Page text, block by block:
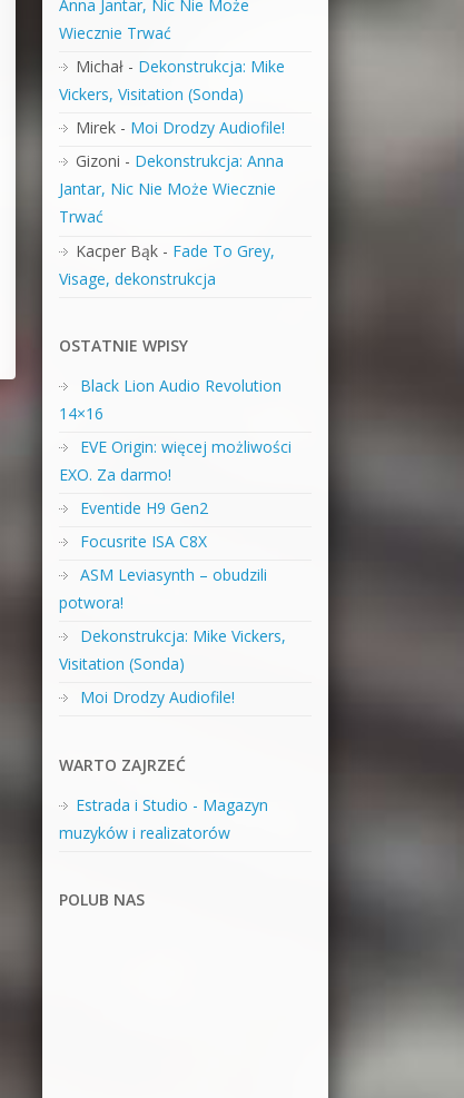
Anna Jantar, Nic Nie Może
Wiecznie Trwać
Michał- Dekonstrukcja: Mike
Vickers, Visitation (Sonda)
Mirek- Moi Drodzy Audiofile!
Gizoni - Dekonstrukcja: Anna
Jantar, Nic Nie Może Wiecznie
Trwać
Kacper Bąk- Fade To Grey,
Visage, dekonstrukcja
OSTATNIE WPISY
Black Lion Audio Revolution
14×16
EVE Origin: więcej możliwości
EXO. Za darmo!
Eventide H9 Gen2
Focusrite ISA C8X
ASM Leviasynth – obudzili
potwora!
Dekonstrukcja: Mike Vickers,
Visitation (Sonda)
Moi Drodzy Audiofile!
WARTO ZAJRZEĆ
Estrada i Studio - Magazyn
muzyków i realizatorów
POLUB NAS